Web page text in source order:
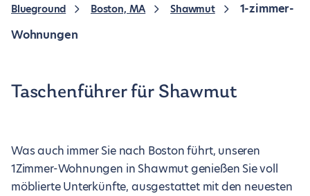
Blueground Boston, MA Shawmut
1-zimmer-
Wohnungen
Taschenführer für Shawmut
Was auch immer Sie nach Boston führt, unseren
1Zimmer-Wohnungen in Shawmut genießen Sie voll
möblierte Unterkünfte, ausgestattet mit den neuesten